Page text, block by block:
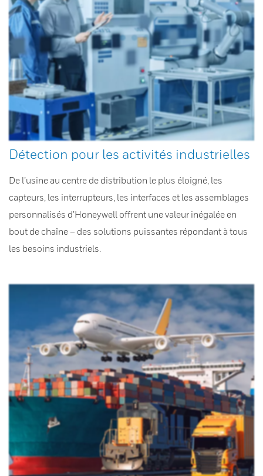
Détection pour les activités industrielles
De l’usine au centre de distribution le plus éloigné, les
capteurs, les interrupteurs, les interfaces et les assemblages
personnalisés d’Honeywell offrent une valeur inégalée en
bout de chaîne – des solutions puissantes répondant à tous
les besoins industriels.